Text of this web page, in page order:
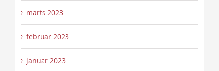
marts 2023
februar 2023
januar 2023